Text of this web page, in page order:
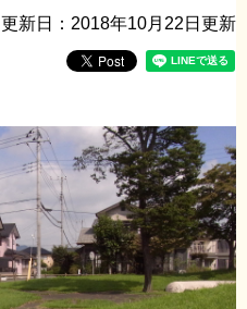
更新日：2018年10月22日更新